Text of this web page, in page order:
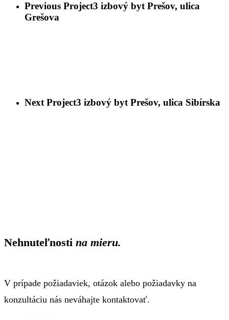
Previous Project3 izbový byt Prešov, ulica
Grešova
Next Project3 izbový byt Prešov, ulica Sibírska
Nehnuteľnosti na mieru.
V prípade požiadaviek, otázok alebo požiadavky na
konzultáciu nás neváhajte kontaktovať.